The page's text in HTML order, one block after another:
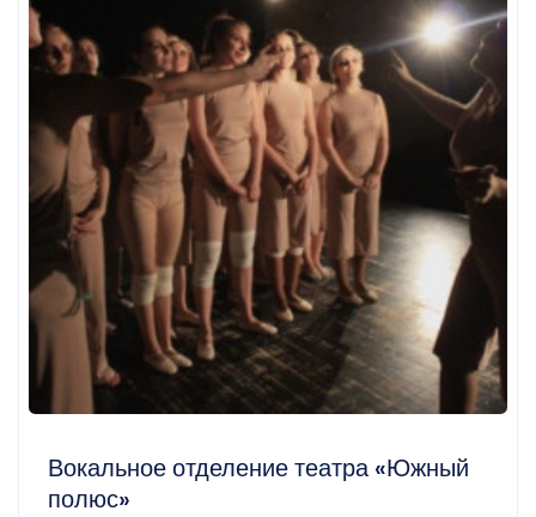
Вокальное отделение театра «Южный
полюс»